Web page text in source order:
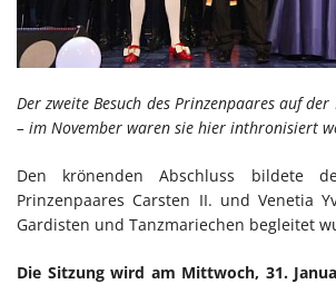
Der zweite Besuch des Prinzenpaares auf
– im November waren sie hier inthronisiert
Den krönenden Abschluss bildete
Prinzenpaares Carsten II. und Venetia
Gardisten und Tanzmariechen begleitet
Die Sitzung wird am Mittwoch, 31.